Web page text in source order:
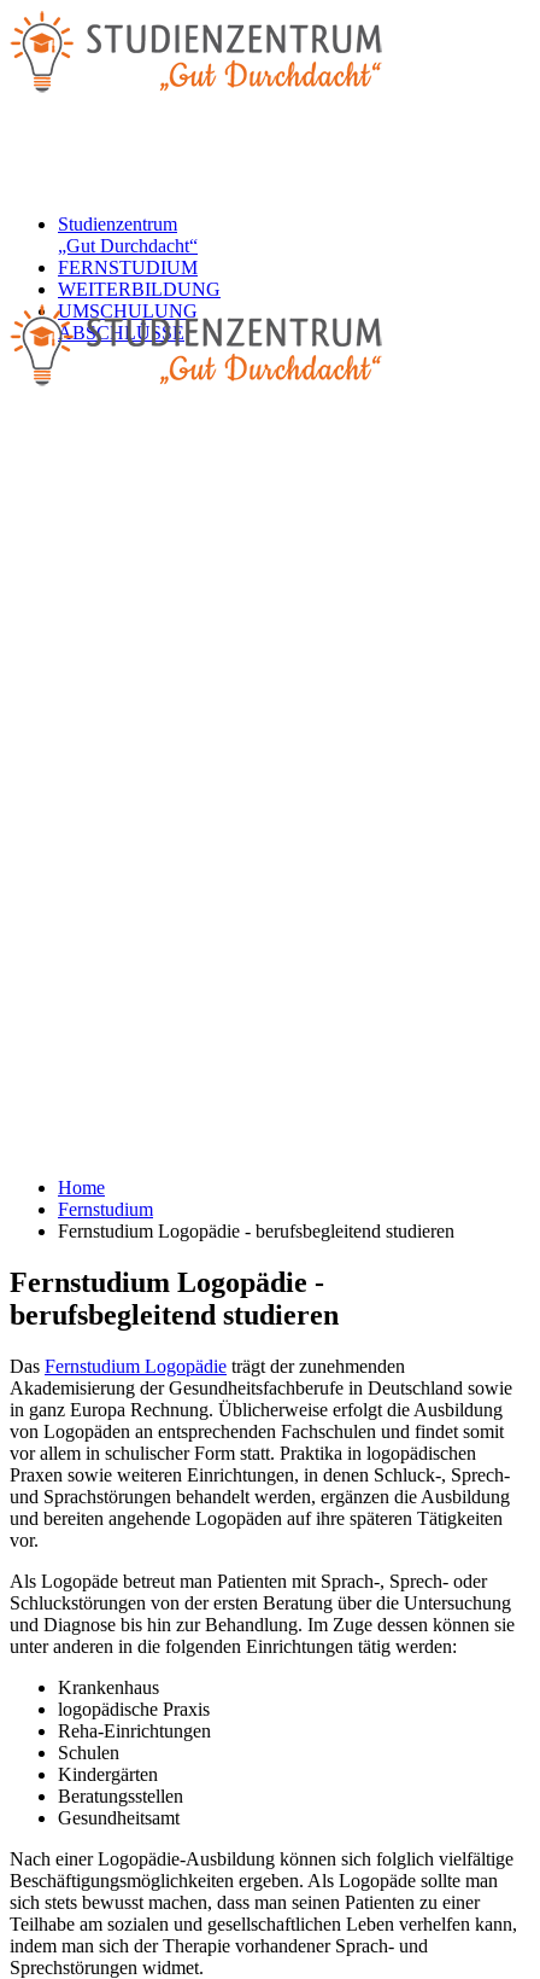
Studienzentrum
„Gut Durchdacht“
FERNSTUDIUM
WEITERBILDUNG
UMSCHULUNG
ABSCHLÜSSE
Home
Fernstudium
Fernstudium Logopädie - berufsbegleitend studieren
Fernstudium Logopädie -
berufsbegleitend studieren
Das Fernstudium Logopädie trägt der zunehmenden
Akademisierung der Gesundheitsfachberufe in Deutschland sowie
in ganz Europa Rechnung. Üblicherweise erfolgt die Ausbildung
von Logopäden an entsprechenden Fachschulen und findet somit
vor allem in schulischer Form statt. Praktika in logopädischen
Praxen sowie weiteren Einrichtungen, in denen Schluck-, Sprech-
und Sprachstörungen behandelt werden, ergänzen die Ausbildung
und bereiten angehende Logopäden auf ihre späteren Tätigkeiten
vor.
Als Logopäde betreut man Patienten mit Sprach-, Sprech- oder
Schluckstörungen von der ersten Beratung über die Untersuchung
und Diagnose bis hin zur Behandlung. Im Zuge dessen können sie
unter anderen in die folgenden Einrichtungen tätig werden:
Krankenhaus
logopädische Praxis
Reha-Einrichtungen
Schulen
Kindergärten
Beratungsstellen
Gesundheitsamt
Nach einer Logopädie-Ausbildung können sich folglich vielfältige
Beschäftigungsmöglichkeiten ergeben. Als Logopäde sollte man
sich stets bewusst machen, dass man seinen Patienten zu einer
Teilhabe am sozialen und gesellschaftlichen Leben verhelfen kann,
indem man sich der Therapie vorhandener Sprach- und
Sprechstörungen widmet.